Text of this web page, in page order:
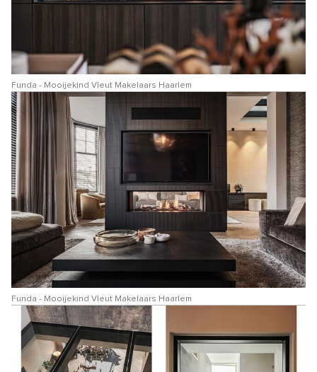
Funda - Mooijekind Vleut Makelaars Haarlem
Funda - Mooijekind Vleut Makelaars Haarlem